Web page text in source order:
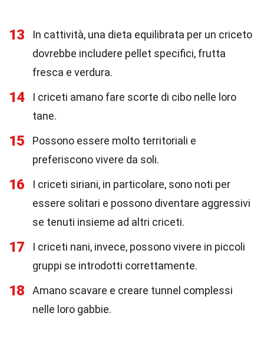
13
In cattività, una dieta equilibrata per un criceto
dovrebbe includere pellet specifici, frutta
fresca e verdura.
14
I criceti amano fare scorte di cibo nelle loro
tane.
15
Possono essere molto territoriali e
preferiscono vivere da soli.
16
I criceti siriani, in particolare, sono noti per
essere solitari e possono diventare aggressivi
se tenuti insieme ad altri criceti.
17
I criceti nani, invece, possono vivere in piccoli
gruppi se introdotti correttamente.
18
Amano scavare e creare tunnel complessi
nelle loro gabbie.